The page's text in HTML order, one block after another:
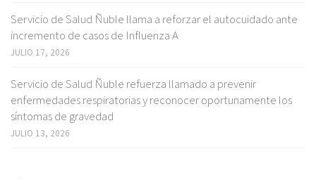
Servicio de Salud Ñuble llama a reforzar el autocuidado ante
incremento de casos de Influenza A
JULIO 17, 2026
Servicio de Salud Ñuble refuerza llamado a prevenir
enfermedades respiratorias y reconocer oportunamente los
síntomas de gravedad
JULIO 13, 2026